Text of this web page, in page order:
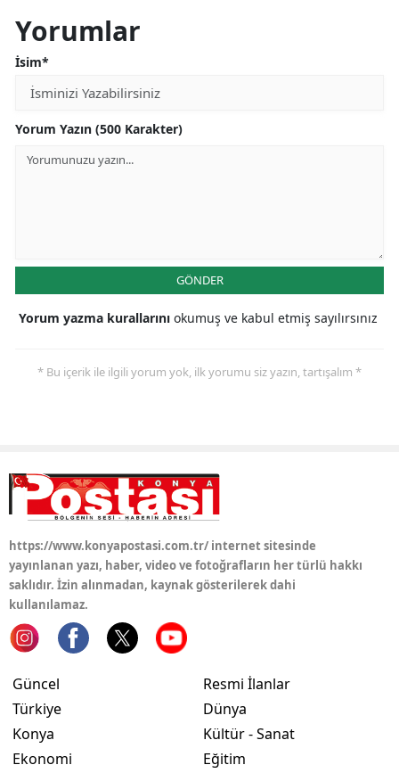
Tunceli
Şanlıurfa
Uşak
Bayburt
Karaman
Bartın
Yorumlar
İsim*
Yorum Yazın (500 Karakter)
GÖNDER
Yorum yazma kurallarını okumuş ve kabul etmiş sayılırsınız
* Bu içerik ile ilgili yorum yok, ilk yorumu siz yazın, tartışalım *
https://www.konyapostasi.com.tr/ internet sitesinde
yayınlanan yazı, haber, video ve fotoğrafların her türlü hakkı
saklıdır. İzin alınmadan, kaynak gösterilerek dahi
kullanılamaz.
Güncel
Türkiye
Konya
Ekonomi
Resmi İlanlar
Dünya
Kültür - Sanat
Eğitim